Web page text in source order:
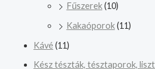
Fűszerek(10)
Kakaóporok(11)
Kávé (11)
Kész tészták, tésztaporok,